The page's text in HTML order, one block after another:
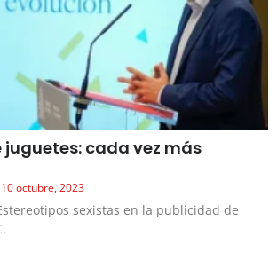
cada vez más
10 octubre, 2023
sexistas en la publicidad de